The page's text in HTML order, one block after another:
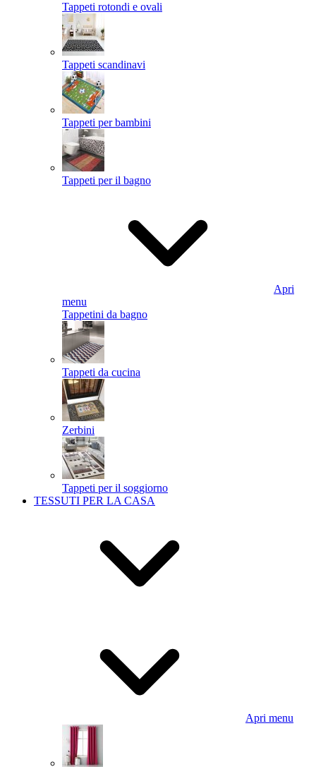
Tappeti rotondi e ovali
Tappeti scandinavi
Tappeti per bambini
Tappeti per il bagno
Apri
menu
Tappetini da bagno
Tappeti da cucina
Zerbini
Tappeti per il soggiorno
TESSUTI PER LA CASA
Apri menu